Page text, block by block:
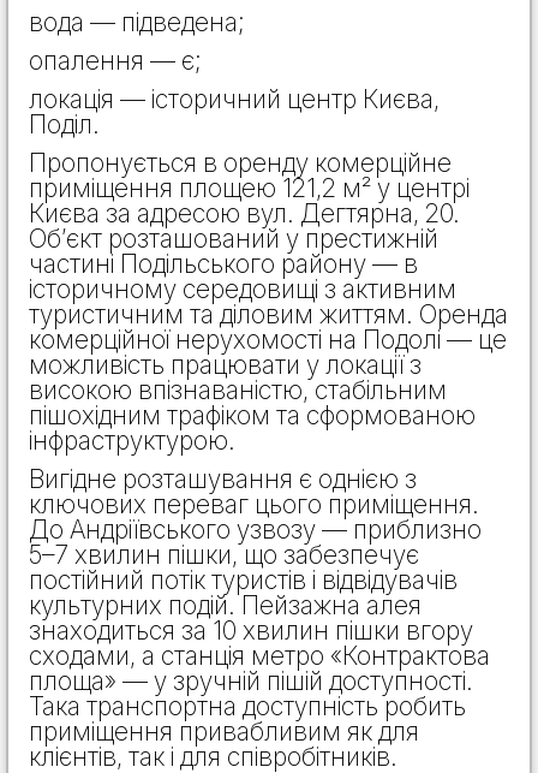
вода — підведена;
опалення — є;
локація — історичний центр Києва,
Поділ.
Пропонується в оренду комерційне
приміщення площею 121,2 м² у центрі
Києва за адресою вул. Дегтярна, 20.
Об’єкт розташований у престижній
частині Подільського району — в
історичному середовищі з активним
туристичним та діловим життям. Оренда
комерційної нерухомості на Подолі — це
можливість працювати у локації з
високою впізнаваністю, стабільним
пішохідним трафіком та сформованою
інфраструктурою.
Вигідне розташування є однією з
ключових переваг цього приміщення.
До Андріївського узвозу — приблизно
5–7 хвилин пішки, що забезпечує
постійний потік туристів і відвідувачів
культурних подій. Пейзажна алея
знаходиться за 10 хвилин пішки вгору
сходами, а станція метро «Контрактова
площа» — у зручній пішій доступності.
Така транспортна доступність робить
приміщення привабливим як для
клієнтів, так і для співробітників.